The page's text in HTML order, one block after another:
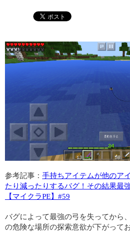
参考記事： 手持ちアイテムが他のア
たり減ったりするバグ！その結果最
【マイクラPE】#59
バグによって最強の弓を失ってから
の危険な場所の探索意欲が下がって